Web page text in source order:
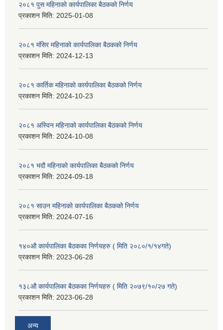
२०८१ पुस महिनाको कार्यपालिका बैठकको निर्णय
प्रकाशन मिति: 2025-01-08
२०८१ मंसिर महिनाको कार्यपालिका बैठकको निर्णय
प्रकाशन मिति: 2024-12-13
२०८१ कार्तिक महिनाको कार्यपालिका बैठकको निर्णय
प्रकाशन मिति: 2024-10-23
२०८१ अस्विन महिनाको कार्यपालिका बैठकको निर्णय
प्रकाशन मिति: 2024-10-08
२०८१ भदौ महिनाको कार्यपालिका बैठकको निर्णय
प्रकाशन मिति: 2024-09-18
२०८१ साउन महिनाको कार्यपालिका बैठकको निर्णय
प्रकाशन मिति: 2024-07-16
१४०औ कार्यपालिका बैठकका निर्णयहरु ( मिति २०८०/१/१४गते)
प्रकाशन मिति: 2023-06-28
१३८औ कार्यपालिका बैठकका निर्णयहरु ( मिति २०७९/१०/२७ गते)
प्रकाशन मिति: 2023-06-28
अन्य